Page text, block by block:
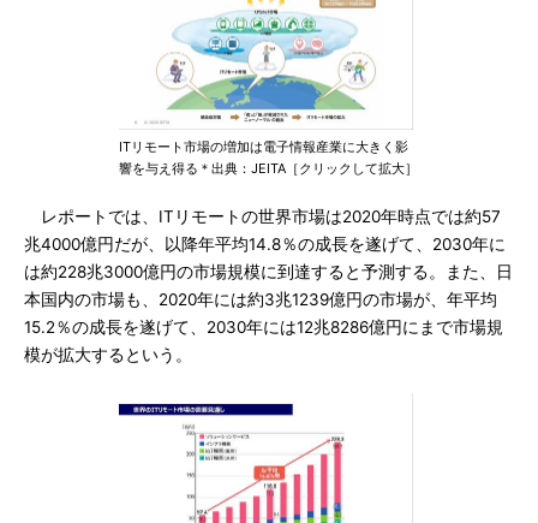
ITリモート市場の増加は電子情報産業に大きく影
響を与え得る＊出典：JEITA［クリックして拡大］
レポートでは、ITリモートの世界市場は2020年時点では約57
兆4000億円だが、以降年平均14.8％の成長を遂げて、2030年に
は約228兆3000億円の市場規模に到達すると予測する。また、日
本国内の市場も、2020年には約3兆1239億円の市場が、年平均
15.2％の成長を遂げて、2030年には12兆8286億円にまで市場規
模が拡大するという。